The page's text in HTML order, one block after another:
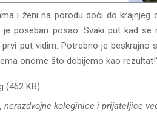
i ženi na porodu doći do
je poseban posao. Svaki put kad
put vidim. Potrebno je beskrajno
onome što dobijemo kao
nerazdvojne koleginice i prijateljice